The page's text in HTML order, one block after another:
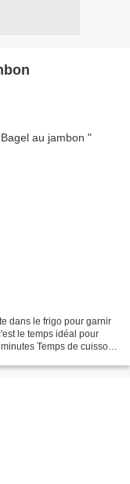
dans le frigo pour garnir
le temps idéal pour
Temps de cuisson